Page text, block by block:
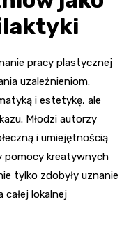
pracy plastycznej
uzależnieniom.
i estetykę, ale
Młodzi autorzy
i umiejętnością
pomocy kreatywnych
tylko zdobyły uznanie
całej lokalnej